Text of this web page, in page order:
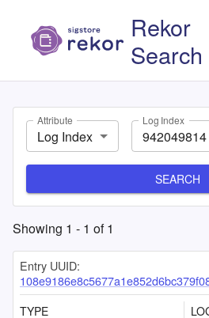
Rekor
Search
Attribute
Log Index
Log Index
SEARCH
Showing 1 - 1 of1
Entry UUID:
TYPE